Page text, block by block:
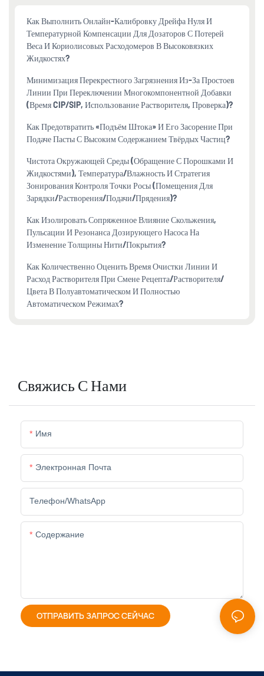
Как Выполнить Онлайн-Калибровку Дрейфа Нуля И
Температурной Компенсации Для Дозаторов С Потерей
Веса И Кориолисовых Расходомеров В Высоковязких
Жидкостях?
Минимизация Перекрестного Загрязнения Из-За Простоев
Линии При Переключении Многокомпонентной Добавки
(время CIP/SIP, Использование Растворителя, Проверка)?
Как Предотвратить «подъём Штока» И Его Засорение При
Подаче Пасты С Высоким Содержанием Твёрдых Частиц?
Чистота Окружающей Среды (обращение С Порошками И
Жидкостями), Температура/влажность И Стратегия
Зонирования Контроля Точки Росы (помещения Для
Зарядки/растворения/подачи/прядения)?
Как Изолировать Сопряженное Влияние Скольжения,
Пульсации И Резонанса Дозирующего Насоса На
Изменение Толщины Нити/покрытия?
Как Количественно Оценить Время Очистки Линии И
Расход Растворителя При Смене Рецепта/растворителя/
Цвета В Полуавтоматическом И Полностью
Автоматическом Режимах?
Свяжись С Нами
Имя
Электронная Почта
Телефон/WhatsApp
Содержание
ОТПРАВИТЬ ЗАПРОС СЕЙЧАС